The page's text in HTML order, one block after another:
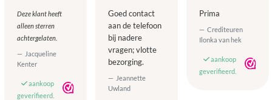
Deze klant heeft
alleen sterren
achtergelaten.
Jacqueline
Kenter
aankoop
geverifieerd.
Goed contact
aan de telefoon
bij nadere
vragen; vlotte
bezorging.
Jeannette
Uwland
Prima
Crediteuren
Ilonka van hek
aankoop
geverifieerd.